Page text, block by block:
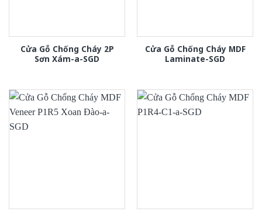
Cửa Gỗ Chống Cháy 2P
Sơn Xám-a-SGD
Cửa Gỗ Chống Cháy MDF
Laminate-SGD